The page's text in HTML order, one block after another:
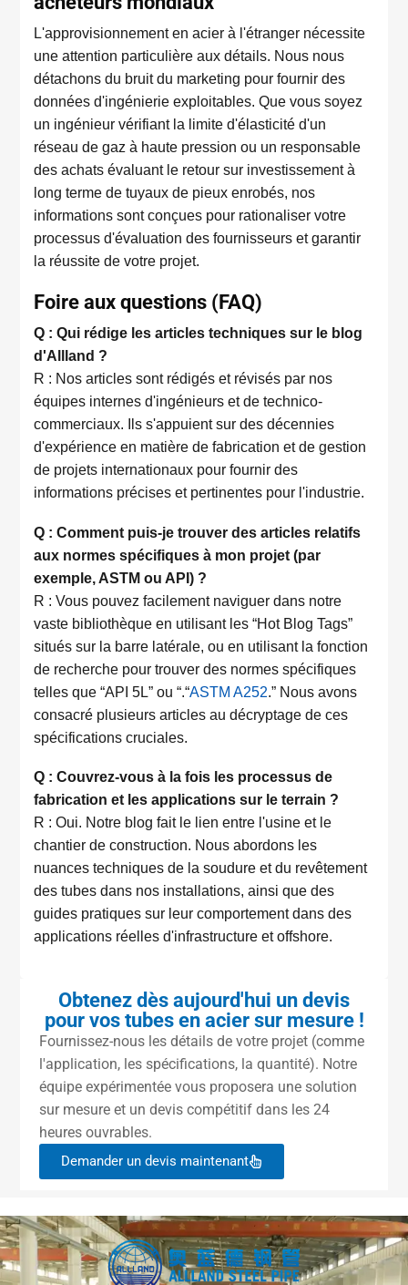
L'approvisionnement en acier à l'étranger nécessite
une attention particulière aux détails. Nous nous
détachons du bruit du marketing pour fournir des
données d'ingénierie exploitables. Que vous soyez
un ingénieur vérifiant la limite d'élasticité d'un
réseau de gaz à haute pression ou un responsable
des achats évaluant le retour sur investissement à
long terme de tuyaux de pieux enrobés, nos
informations sont conçues pour rationaliser votre
processus d'évaluation des fournisseurs et garantir
la réussite de votre projet.
Foire aux questions (FAQ)
Q : Qui rédige les articles techniques sur le blog
d'Allland ?
R : Nos articles sont rédigés et révisés par nos
équipes internes d'ingénieurs et de technico-
commerciaux. Ils s'appuient sur des décennies
d'expérience en matière de fabrication et de gestion
de projets internationaux pour fournir des
informations précises et pertinentes pour l'industrie.
Q : Comment puis-je trouver des articles relatifs
aux normes spécifiques à mon projet (par
exemple, ASTM ou API) ?
R : Vous pouvez facilement naviguer dans notre
vaste bibliothèque en utilisant les “Hot Blog Tags”
situés sur la barre latérale, ou en utilisant la fonction
de recherche pour trouver des normes spécifiques
telles que “API 5L” ou “.“ASTM A252.” Nous avons
consacré plusieurs articles au décryptage de ces
spécifications cruciales.
Q : Couvrez-vous à la fois les processus de
fabrication et les applications sur le terrain ?
R : Oui. Notre blog fait le lien entre l'usine et le
chantier de construction. Nous abordons les
nuances techniques de la soudure et du revêtement
des tubes dans nos installations, ainsi que des
guides pratiques sur leur comportement dans des
applications réelles d'infrastructure et offshore.
Obtenez dès aujourd'hui un devis
pour vos tubes en acier sur mesure !
Fournissez-nous les détails de votre projet (comme
l'application, les spécifications, la quantité). Notre
équipe expérimentée vous proposera une solution
sur mesure et un devis compétitif dans les 24
heures ouvrables.
Demander un devis maintenant